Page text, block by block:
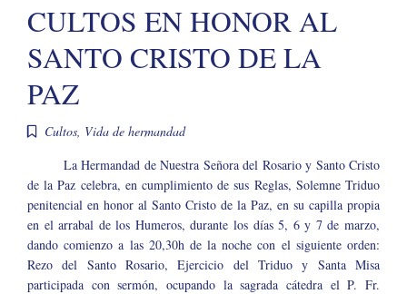
CULTOS EN HONOR AL
SANTO CRISTO DE LA
PAZ
Cultos, Vida de hermandad
La Hermandad de Nuestra Señora del Rosario y Santo Cristo
de la Paz celebra, en cumplimiento de sus Reglas, Solemne Triduo
penitencial en honor al Santo Cristo de la Paz, en su capilla propia
en el arrabal de los Humeros, durante los días 5, 6 y 7 de marzo,
dando comienzo a las 20,30h de la noche con el siguiente orden:
Rezo del Santo Rosario, Ejercicio del Triduo y Santa Misa
participada con sermón, ocupando la sagrada cátedra el P. Fr.